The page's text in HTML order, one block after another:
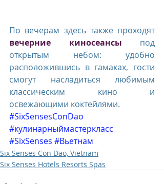
По вечерам здесь также проходят
вечерние киносеансы под
открытым небом: удобно
расположившись в гамаках, гости
смогут насладиться любимым
классическим кино и
освежающими коктейлями.
#SixSensesConDao
#кулинарныймастеркласс
#SixSenses #Вьетнам
Six Senses Con Dao, Vietnam
Six Senses Hotels Resorts Spas